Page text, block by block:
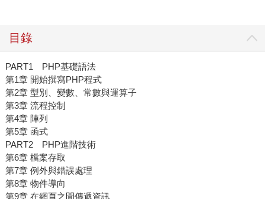
目錄
PART1 PHP基礎語法
第1章 開始撰寫PHP程式
第2章 型別、變數、常數與運算子
第3章 流程控制
第4章 陣列
第5章 函式
PART2 PHP進階技術
第6章 檔案存取
第7章 例外與錯誤處理
第8章 物件導向
第9章 在網頁之間傳遞資訊